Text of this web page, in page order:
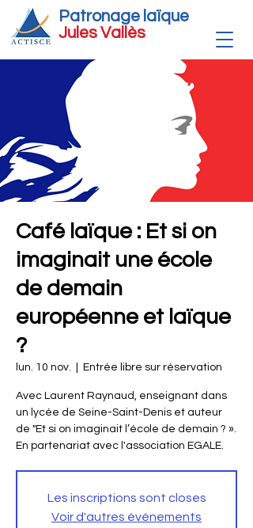
Patronage laïque
Jules Vallès
Café laïque : Et si on
imaginait une école
de demain
européenne et laïque
?
lun. 10 nov. Entrée libre sur réservation
Avec Laurent Raynaud, enseignant dans
un lycée de Seine-Saint-Denis et auteur
de "Et si on imaginait l’école de demain ? ».
En partenariat avec l'association EGALE.
Les inscriptions sont closes
Voir d'autres événements